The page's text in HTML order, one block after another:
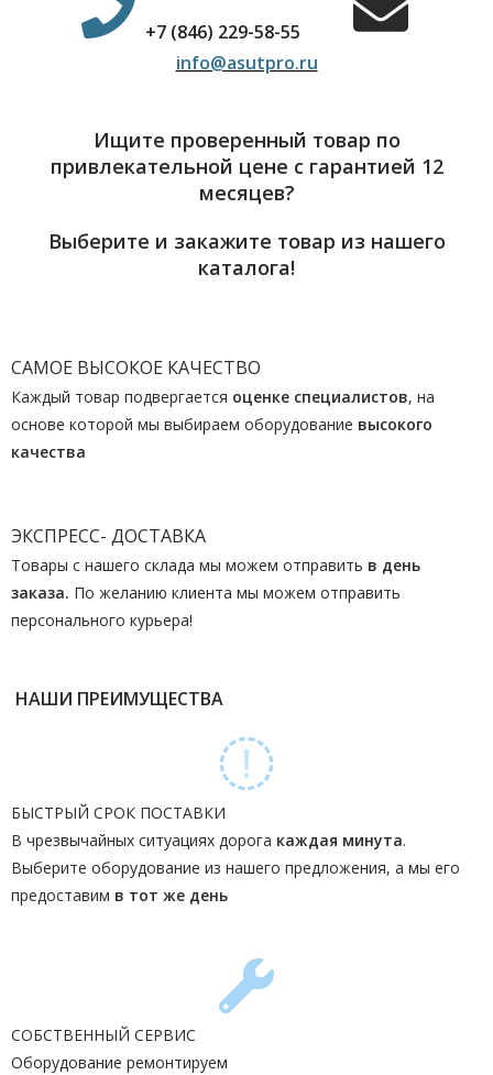
+7 (846) 229-58-55
info@asutpro.ru
Ищите проверенный товар по
привлекательной цене с гарантией 12
месяцев?
Выберите и закажите товар из нашего
каталога!
САМОЕ ВЫСОКОЕ КАЧЕСТВО
Каждый товар подвергается оценке специалистов, на
основе которой мы выбираем оборудование высокого
качества
ЭКСПРЕСС- ДОСТАВКА
Товары с нашего склада мы можем отправить в день
заказа. По желанию клиента мы можем отправить
персонального курьера!
НАШИ ПРЕИМУЩЕСТВА
БЫСТРЫЙ СРОК ПОСТАВКИ
В чрезвычайных ситуациях дорога каждая минута.
Выберите оборудование из нашего предложения, а мы его
предоставим в тот же день
СОБСТВЕННЫЙ СЕРВИС
Оборудование ремонтируем